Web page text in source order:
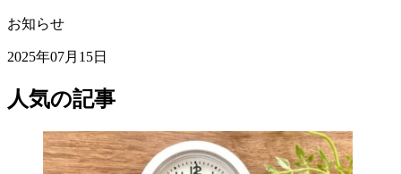
お知らせ
2025年07月15日
人気の記事